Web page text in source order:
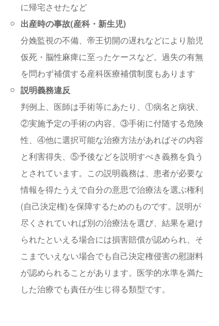
に帰宅させたなど
出産時の事故(産科・新生児)
分娩監視の不備、帝王切開の遅れなどにより胎児
仮死・脳性麻痺に至ったケースなど。過失の有無
を問わず補償する産科医療補償制度もあります
説明義務違反
判例上、医師は手術等にあたり、①病名と病状、
②実施予定の手術の内容、③手術に付随する危険
性、④他に選択可能な治療方法があればその内容
と利害得失、⑤予後などを説明すべき義務を負う
とされています。この説明義務は、患者が必要な
情報を得たうえで自分の意思で治療法を選ぶ権利
(自己決定権)を保障するためのものです。説明が
尽くされていれば別の治療法を選び、結果を避け
られたといえる場合には損害賠償が認められ、そ
こまでいえない場合でも自己決定権侵害の慰謝料
が認められることがあります。医学的水準を満た
した治療でも責任が生じ得る類型です。